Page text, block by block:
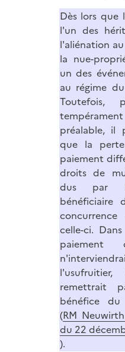
Dès lors que
l'un des
l'aliénation
la nue-
un des
au régime
Toutefois,
préalable, il
que la
paiement
droits de
dus par
celle-ci.
remettrait
bénéfice
(RM
du 22
).